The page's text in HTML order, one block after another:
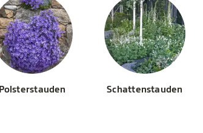
Polsterstauden Schattenstauden